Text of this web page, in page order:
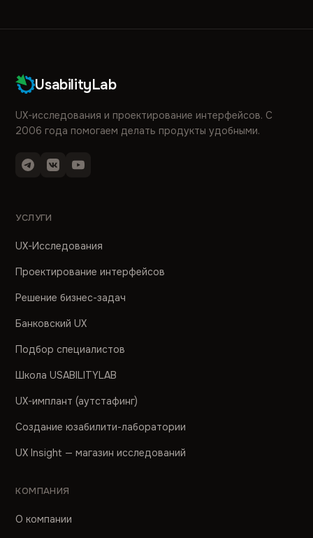
UsabilityLab
UX-исследования и проектирование интерфейсов. С
2006 года помогаем делать продукты удобными.
УСЛУГИ
UX-Исследования
Проектирование интерфейсов
Решение бизнес-задач
Банковский UX
Подбор специалистов
Школа USABILITYLAB
UX-имплант (аутстафинг)
Создание юзабилити-лаборатории
UX Insight — магазин исследований
КОМПАНИЯ
О компании